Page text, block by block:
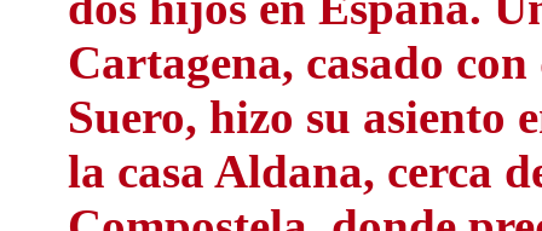
Cartagena, casado
Suero, hizo su asiento
la casa Aldana, cerca